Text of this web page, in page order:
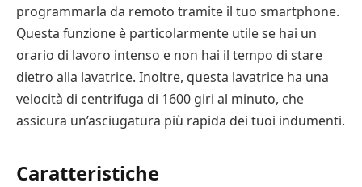
programmarla da remoto tramite il tuo smartphone.
Questa funzione è particolarmente utile se hai un
orario di lavoro intenso e non hai il tempo di stare
dietro alla lavatrice. Inoltre, questa lavatrice ha una
velocità di centrifuga di 1600 giri al minuto, che
assicura un’asciugatura più rapida dei tuoi indumenti.
Caratteristiche